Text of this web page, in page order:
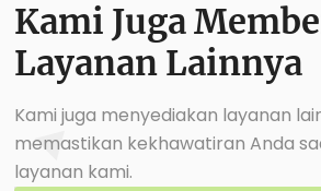
Kami Juga
Layanan Lainnya
Kami juga menyediakan layanan
memastikan kekhawatiran Anda
layanan kami.